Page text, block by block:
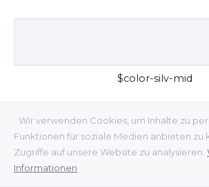
Wir verwenden Cookies, um Inhalte zu
Funktionen für soziale Medien anbieten zu
Zugriffe auf unsere Website zu analysieren.
Informationen
$color-silv-mid